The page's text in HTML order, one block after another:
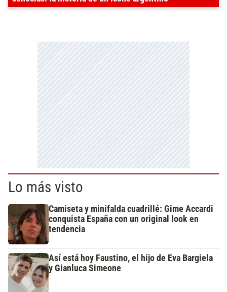
Lo más visto
Camiseta y minifalda cuadrillé: Gime Accardi
conquista España con un original look en
tendencia
Así está hoy Faustino, el hijo de Eva Bargiela
y Gianluca Simeone